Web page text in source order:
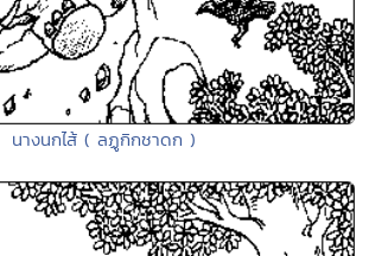
นางนกไส้ ( ลฏูกิกชาดก )